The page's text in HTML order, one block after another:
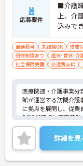
応募要件
■介護
上、介
込みで
限定可
ず）5
車通勤可 未経験OK 残業
研修制度あり
産休･育休･介
社会保険完備
交通費支給
医療関連・介護事業分
館が運営する訪問介護
に拠点を展開し、従
5年2月時点）安定基
い方に最適な環境です
キルアップを支援する
の方でも安心してチャ
スタッフ、中高年、シ
されており、様々なシ
詳細を見